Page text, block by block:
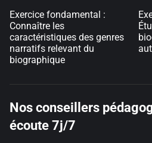
Exercice fondamental :
Connaître les
caractéristiques des genres
narratifs relevant du
biographique
Nos conseillers
écoute 7j/7